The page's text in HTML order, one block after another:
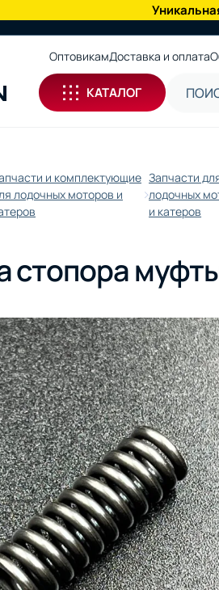
ОптовикамДоставка и оплата
КАТАЛОГ
и комплектующие
лодочных моторов и
Запчасти
лодочных
и катеров
стопора